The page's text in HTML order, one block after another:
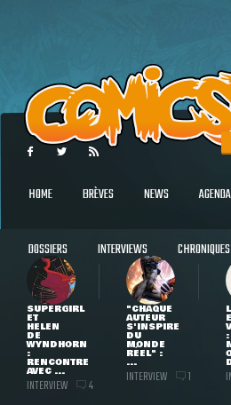
HOME BRÈVES NEWS AGENDA
DOSSIERS INTERVIEWS CHRONIQUES
SUPERGIRL
ET
HELEN
DE
WYNDHORN
:
RENCONTRE
AVEC ...
INTERVIEW 4
"CHAQUE
AUTEUR
S'INSPIRE
DU
MONDE
RÉEL" :
...
INTERVIEW 1
: